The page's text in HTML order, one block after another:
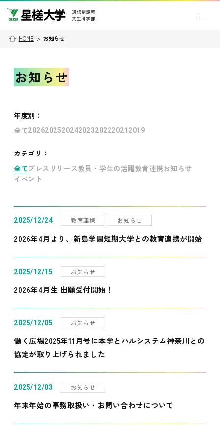
HOME > お知らせ
お知らせ
年度別 ：
全て202620252024202320222021 2019
カテゴリ：
全て プレスリリース教員・学生の活躍教育連携お知らせ
イベント
2025/12/24 教育連携 お知らせ
2026年4月より、新島学園短期大学との教育連携が開始
2025/12/15 お知らせ
2026年4月生 出願受付開始！
2025/12/05 お知らせ
働く広場2025年11月号に本学とパルシステム神奈川との
協定が取り上げられました
2025/12/03 お知らせ
年末年始の事務取扱い・お問い合わせについて